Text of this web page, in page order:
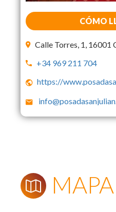
CÓMO
Calle Torres, 1, 16001
+34 969 211 704
https://
MAPA